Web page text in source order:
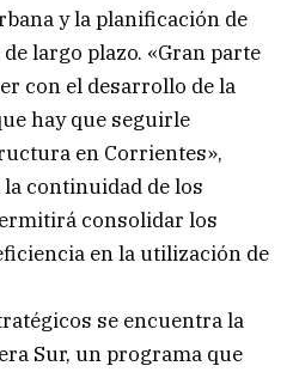
y la planificación de
largo plazo. «Gran parte
con el desarrollo de la
hay que seguirle
en Corrientes»,
continuidad de los
consolidar los
en la utilización de
se encuentra la
Sur, un programa que